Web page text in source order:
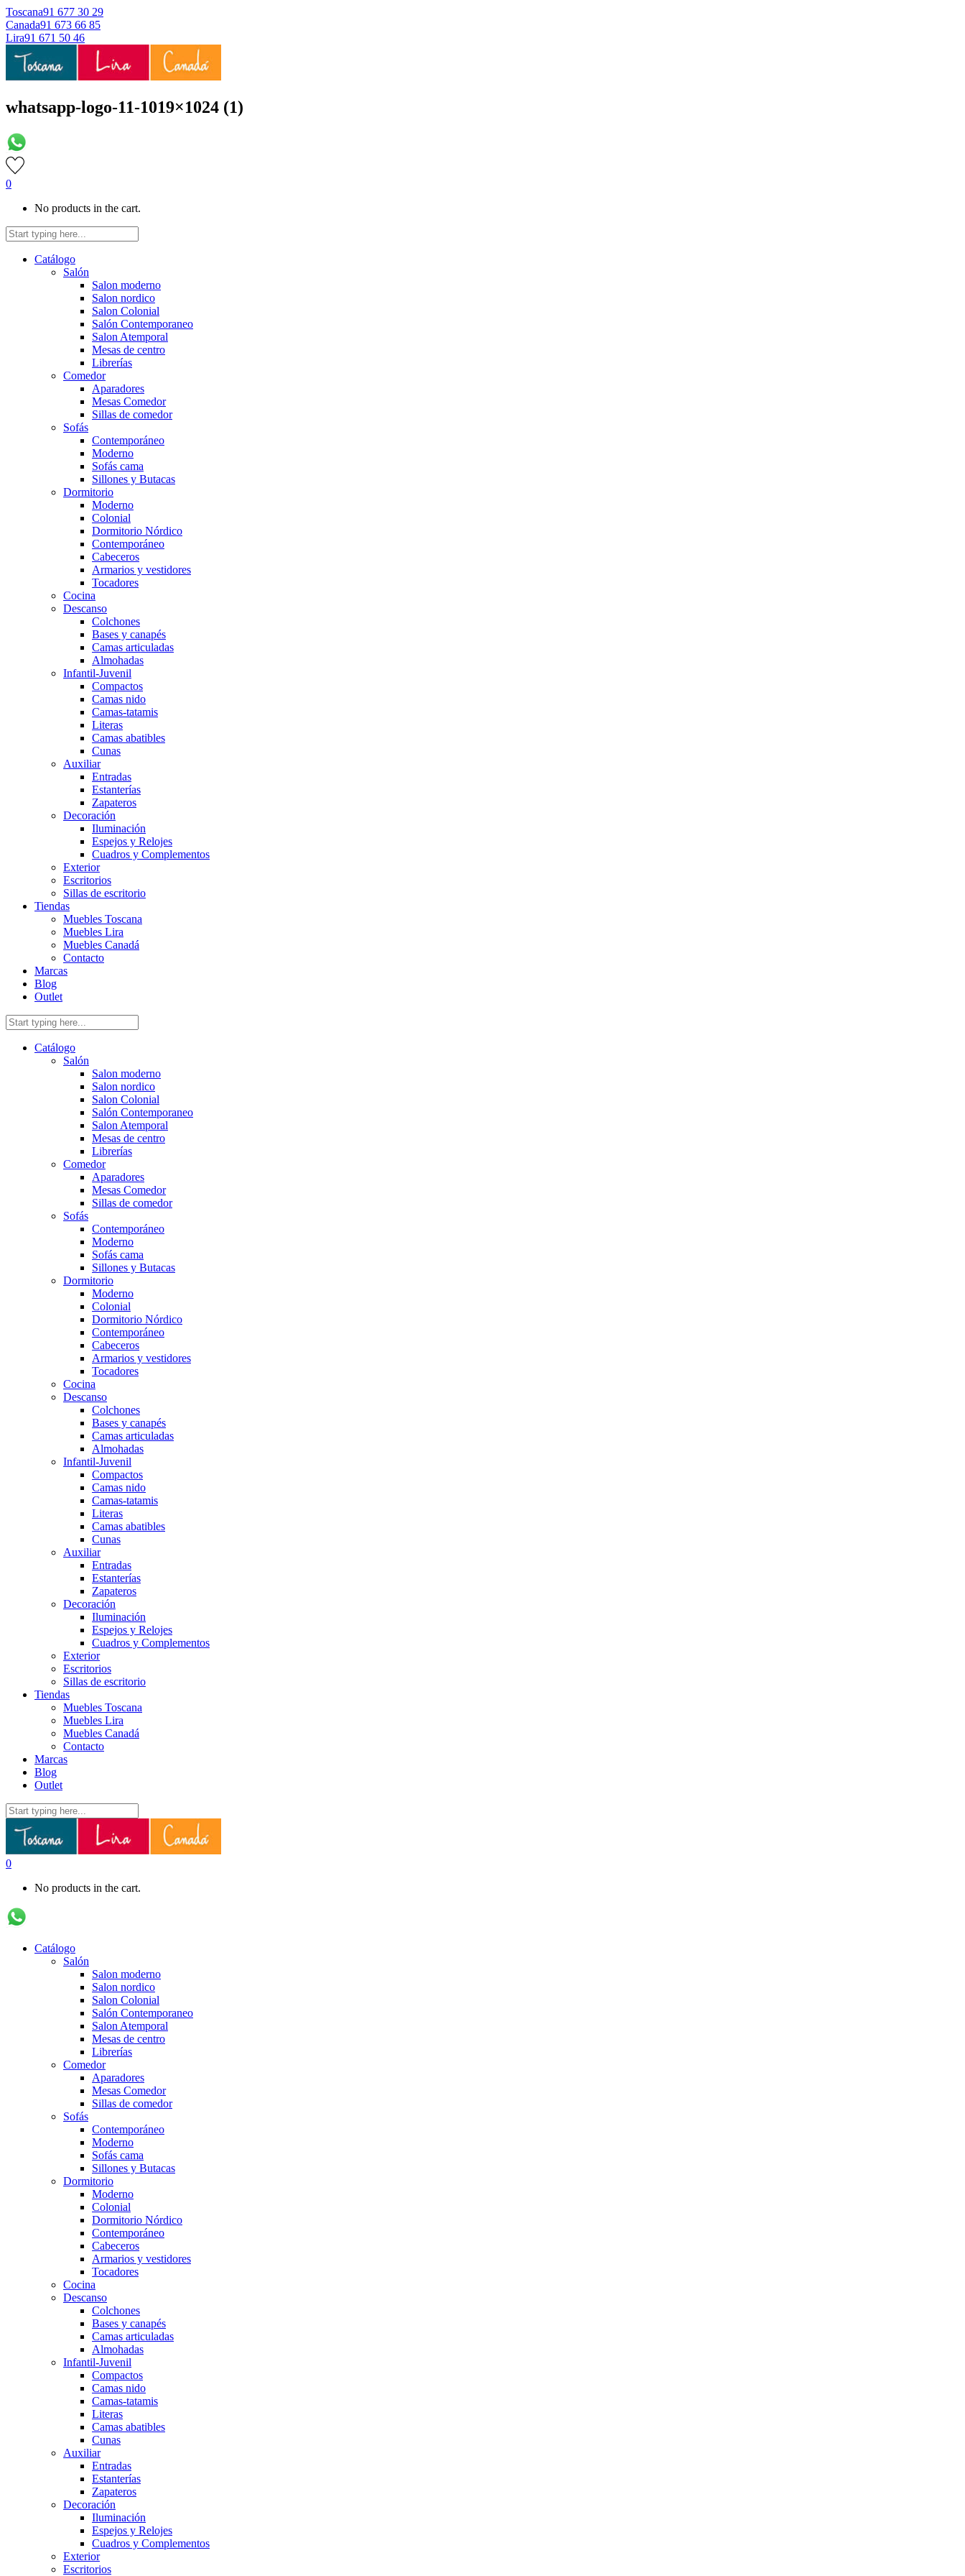
Toscana91 677 30 29
Canada91 673 66 85
Lira91 671 50 46
whatsapp-logo-11-1019×1024 (1)
0
No products in the cart.
Catálogo
Salón
Salon moderno
Salon nordico
Salon Colonial
Salón Contemporaneo
Salon Atemporal
Mesas de centro
Librerías
Comedor
Aparadores
Mesas Comedor
Sillas de comedor
Sofás
Contemporáneo
Moderno
Sofás cama
Sillones y Butacas
Dormitorio
Moderno
Colonial
Dormitorio Nórdico
Contemporáneo
Cabeceros
Armarios y vestidores
Tocadores
Cocina
Descanso
Colchones
Bases y canapés
Camas articuladas
Almohadas
Infantil-Juvenil
Compactos
Camas nido
Camas-tatamis
Literas
Camas abatibles
Cunas
Auxiliar
Entradas
Estanterías
Zapateros
Decoración
Iluminación
Espejos y Relojes
Cuadros y Complementos
Exterior
Escritorios
Sillas de escritorio
Tiendas
Muebles Toscana
Muebles Lira
Muebles Canadá
Contacto
Marcas
Blog
Outlet
Catálogo
Salón
Salon moderno
Salon nordico
Salon Colonial
Salón Contemporaneo
Salon Atemporal
Mesas de centro
Librerías
Comedor
Aparadores
Mesas Comedor
Sillas de comedor
Sofás
Contemporáneo
Moderno
Sofás cama
Sillones y Butacas
Dormitorio
Moderno
Colonial
Dormitorio Nórdico
Contemporáneo
Cabeceros
Armarios y vestidores
Tocadores
Cocina
Descanso
Colchones
Bases y canapés
Camas articuladas
Almohadas
Infantil-Juvenil
Compactos
Camas nido
Camas-tatamis
Literas
Camas abatibles
Cunas
Auxiliar
Entradas
Estanterías
Zapateros
Decoración
Iluminación
Espejos y Relojes
Cuadros y Complementos
Exterior
Escritorios
Sillas de escritorio
Tiendas
Muebles Toscana
Muebles Lira
Muebles Canadá
Contacto
Marcas
Blog
Outlet
0
No products in the cart.
Catálogo
Salón
Salon moderno
Salon nordico
Salon Colonial
Salón Contemporaneo
Salon Atemporal
Mesas de centro
Librerías
Comedor
Aparadores
Mesas Comedor
Sillas de comedor
Sofás
Contemporáneo
Moderno
Sofás cama
Sillones y Butacas
Dormitorio
Moderno
Colonial
Dormitorio Nórdico
Contemporáneo
Cabeceros
Armarios y vestidores
Tocadores
Cocina
Descanso
Colchones
Bases y canapés
Camas articuladas
Almohadas
Infantil-Juvenil
Compactos
Camas nido
Camas-tatamis
Literas
Camas abatibles
Cunas
Auxiliar
Entradas
Estanterías
Zapateros
Decoración
Iluminación
Espejos y Relojes
Cuadros y Complementos
Exterior
Escritorios